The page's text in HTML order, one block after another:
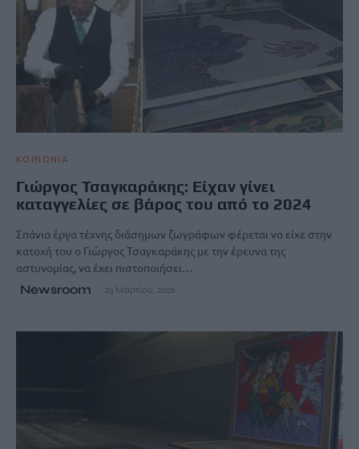
ΚΟΙΝΩΝΙΑ
Γιώργος Τσαγκαράκης: Είχαν γίνει
καταγγελίες σε βάρος του από το 2024
Σπάνια έργα τέχνης διάσημων ζωγράφων φέρεται να είχε στην
κατοχή του ο Γιώργος Τσαγκαράκης με την έρευνα της
αστυνομίας, να έχει πιστοποιήσει…
Newsroom 23 Μαρτίου, 2026